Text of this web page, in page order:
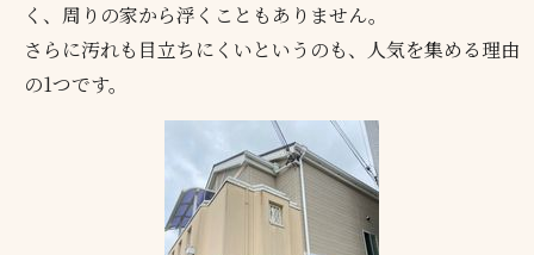
く、周りの家から浮くこともありません。
さらに汚れも目立ちにくいというのも、人気を集める理由
の1つです。